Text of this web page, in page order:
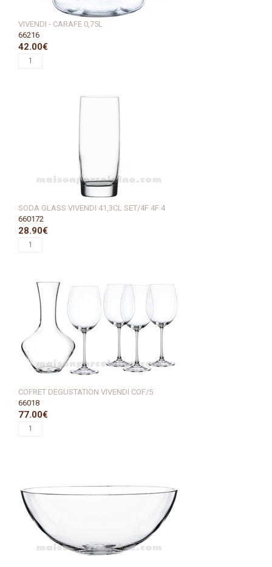
VIVENDI - CARAFE 0,75L
66216
42.00€
SODA GLASS VIVENDI 41,3CL SET/4F 4F 4
660172
28.90€
COFRET DEGUSTATION VIVENDI COF/5
66018
77.00€